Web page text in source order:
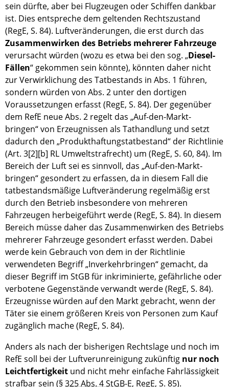
sein dürfte, aber bei Flugzeugen oder Schiffen dankbar
ist. Dies entspreche dem geltenden Rechtszustand
(RegE, S. 84). Luftveränderungen, die erst durch das
Zusammenwirken des Betriebs mehrerer Fahrzeuge
verursacht würden (wozu es etwa bei den sog. „Diesel-
Fällen“ gekommen sein könnte), könnten daher nicht
zur Verwirklichung des Tatbestands in Abs. 1 führen,
sondern würden von Abs. 2 unter den dortigen
Voraussetzungen erfasst (RegE, S. 84). Der gegenüber
dem RefE neue Abs. 2 regelt das „Auf-den-Markt-
bringen“ von Erzeugnissen als Tathandlung und setzt
dadurch den „Produkthaftungstatbestand“ der Richtlinie
(Art. 3[2][b] RL Umweltstrafrecht) um (RegE, S. 60, 84). Im
Bereich der Luft sei es sinnvoll, das „Auf-den-Markt-
bringen“ gesondert zu erfassen, da in diesem Fall die
tatbestandsmäßige Luftveränderung regelmäßig erst
durch den Betrieb insbesondere von mehreren
Fahrzeugen herbeigeführt werde (RegE, S. 84). In diesem
Bereich müsse daher das Zusammenwirken des Betriebs
mehrerer Fahrzeuge gesondert erfasst werden. Dabei
werde kein Gebrauch von dem in der Richtlinie
verwendeten Begriff „Inverkehrbringen“ gemacht, da
dieser Begriff im StGB für inkriminierte, gefährliche oder
verbotene Gegenstände verwandt werde (RegE, S. 84).
Erzeugnisse würden auf den Markt gebracht, wenn der
Täter sie einem größeren Kreis von Personen zum Kauf
zugänglich mache (RegE, S. 84).
Anders als nach der bisherigen Rechtslage und noch im
RefE soll bei der Luftverunreinigung zukünftig nur noch
Leichtfertigkeit und nicht mehr einfache Fahrlässigkeit
strafbar sein (§325 Abs. 4 StGB-E, RegE, S. 85).